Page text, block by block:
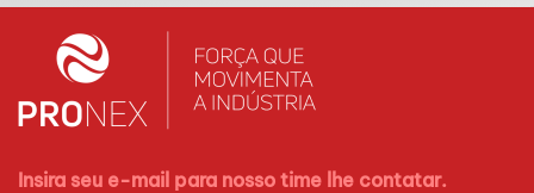
Insira seu e-mail para nosso time lhe contatar.